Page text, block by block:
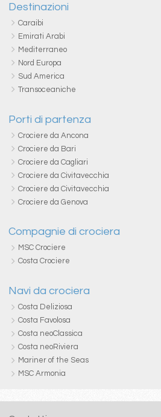
Destinazioni
Caraibi
Emirati Arabi
Mediterraneo
Nord Europa
Sud America
Transoceaniche
Porti di partenza
Crociere da Ancona
Crociere da Bari
Crociere da Cagliari
Crociere da Civitavecchia
Crociere da Civitavecchia
Crociere da Genova
Compagnie di crociera
MSC Crociere
Costa Crociere
Navi da crociera
Costa Deliziosa
Costa Favolosa
Costa neoClassica
Costa neoRiviera
Mariner of the Seas
MSC Armonia